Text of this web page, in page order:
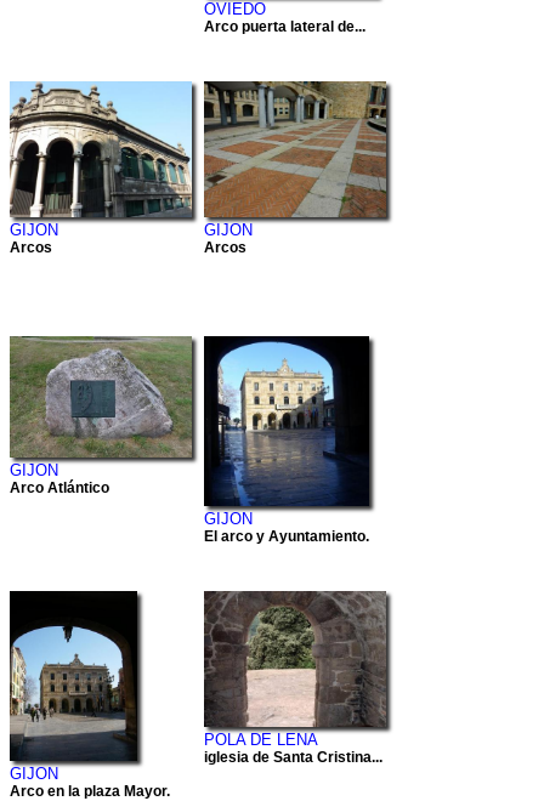
OVIEDO
Arco puerta lateral de...
GIJON
Arcos
GIJON
Arcos
GIJON
Arco Atlántico
GIJON
El arco y Ayuntamiento.
GIJON
Arco en la plaza Mayor.
POLA DE LENA
iglesia de Santa Cristina...